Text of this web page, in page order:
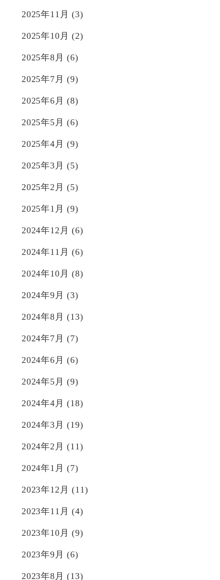
2025年11月 (3)
2025年10月 (2)
2025年8月 (6)
2025年7月 (9)
2025年6月 (8)
2025年5月 (6)
2025年4月 (9)
2025年3月 (5)
2025年2月 (5)
2025年1月 (9)
2024年12月 (6)
2024年11月 (6)
2024年10月 (8)
2024年9月 (3)
2024年8月 (13)
2024年7月 (7)
2024年6月 (6)
2024年5月 (9)
2024年4月 (18)
2024年3月 (19)
2024年2月 (11)
2024年1月 (7)
2023年12月 (11)
2023年11月 (4)
2023年10月 (9)
2023年9月 (6)
2023年8月 (13)